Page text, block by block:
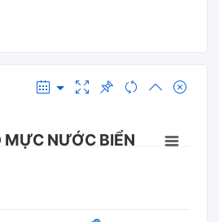
MỰC NƯỚC BIỂN